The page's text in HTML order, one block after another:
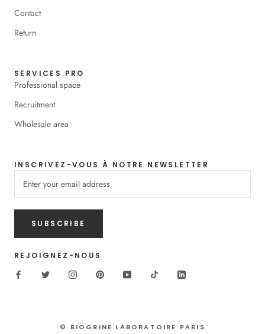
Contact
Return
SERVICES PRO
Professional space
Recruitment
Wholesale area
INSCRIVEZ-VOUS À NOTRE NEWSLETTER
SUBSCRIBE
REJOIGNEZ-NOUS
© BIOGRINE LABORATOIRE PARIS